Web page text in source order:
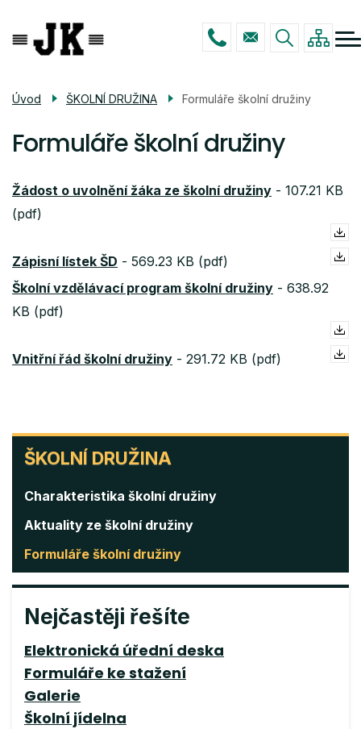
hlavnímu
navigace
STUDIUM
KONTAKTY
ŠKOLNÍ
DRUŽINA
ŠKOLNÍ DRUŽINA
Charakteristika školní družiny
Aktuality ze školní družiny
Formuláře školní družiny
Nejčastěji řešíte
Elektronická úřední deska
Formuláře ke stažení
Galerie
Školní jídelna
Úvod ŠKOLNÍ DRUŽINA Formuláře školní družiny
Formuláře školní družiny
Žádost o uvolnění žáka ze školní družiny - 107.21 KB
(pdf)
Zápisní lístek ŠD - 569.23 KB (pdf)
Školní vzdělávací program školní družiny - 638.92
KB (pdf)
Vnitřní řád školní družiny - 291.72 KB (pdf)